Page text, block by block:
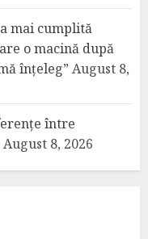
mai cumplită
o macină după
înțeleg” August 8,
între
August 8, 2026